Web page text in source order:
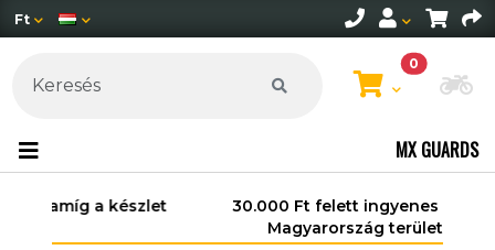
Ft
0
MX GUARDS
30.000 Ft felett ingyenes szállítás
Magyarország területén*.